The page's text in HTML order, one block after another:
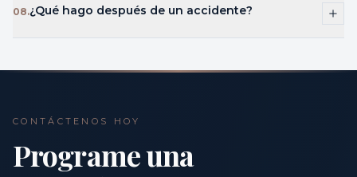
08.¿Qué hago después de un accidente?
CONTÁCTENOS HOY
Programe una